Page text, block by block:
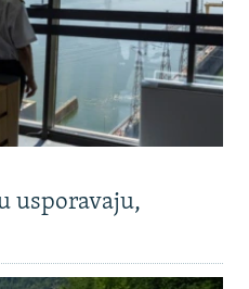
usporavaju,